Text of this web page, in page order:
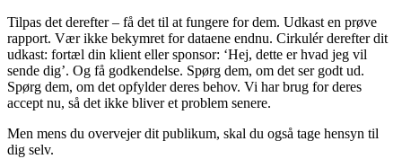
Tilpas det derefter – få det til at fungere for dem. Udkast en prøve
rapport. Vær ikke bekymret for dataene endnu. Cirkulér derefter dit
udkast: fortæl din klient eller sponsor: ‘Hej, dette er hvad jeg vil
sende dig’. Og få godkendelse. Spørg dem, om det ser godt ud.
Spørg dem, om det opfylder deres behov. Vi har brug for deres
accept nu, så det ikke bliver et problem senere.
Men mens du overvejer dit publikum, skal du også tage hensyn til
dig selv.